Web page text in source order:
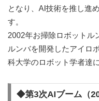
となり、AI技術を推し進
す。
2002年お掃除ロボットル
ルンバを開発したアイロ
科大学のロボット学者達
◆第3次AIブーム（